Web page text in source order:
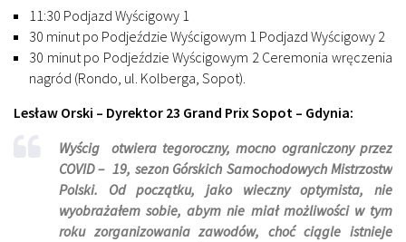
11:30 Podjazd Wyścigowy 1
30 minut po Podjeździe Wyścigowym 1 Podjazd Wyścigowy 2
30 minut po Podjeździe Wyścigowym 2 Ceremonia wręczenia
nagród (Rondo, ul. Kolberga, Sopot).
Lesław Orski – Dyrektor 23 Grand Prix Sopot – Gdynia:
Wyścig otwiera tegoroczny, mocno ograniczony przez
COVID – 19, sezon Górskich Samochodowych Mistrzostw
Polski. Od początku, jako wieczny optymista, nie
wyobrażałem sobie, abym nie miał możliwości w tym
roku zorganizowania zawodów, choć ciągle istnieje